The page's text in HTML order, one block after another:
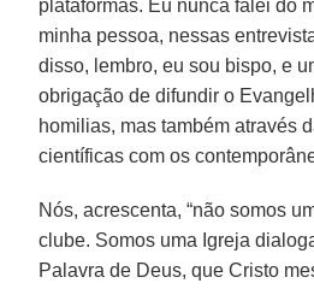
plataformas. Eu nunca falei do
minha pessoa, nessas
disso, lembro, eu sou bispo, e
obrigação de difundir o
homilias, mas também através
científicas com os
Nós, acrescenta, “não somos
clube. Somos uma Igreja
Palavra de Deus, que Cristo